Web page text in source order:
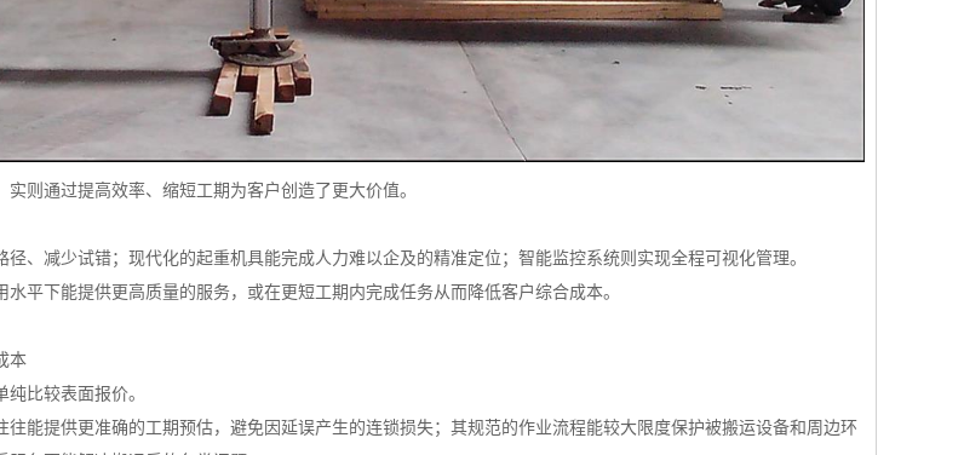
则通过提高效率、缩短工期为客户创造了更大价值。
、减少试错；现代化的起重机具能完成人力难以企及的精准定位；智能监控系统则实现全程可视化管理。
平下能提供更高质量的服务，或在更短工期内完成任务从而降低客户综合成本。
本
比较表面报价。
往能提供更准确的工期预估，避免因延误产生的连锁损失；其规范的作业流程能较大限度保护被搬运设备和周边环